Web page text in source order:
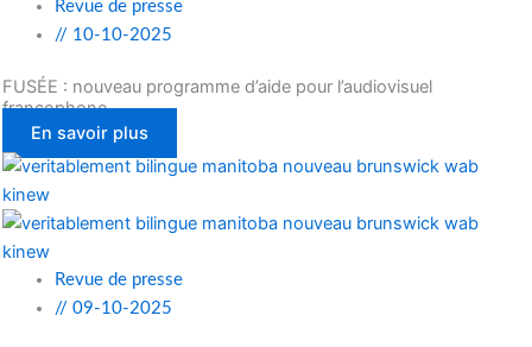
Revue de presse
// 10-10-2025
FUSÉE : nouveau programme d’aide pour l’audiovisuel
francophone
En savoir plus
Revue de presse
// 09-10-2025